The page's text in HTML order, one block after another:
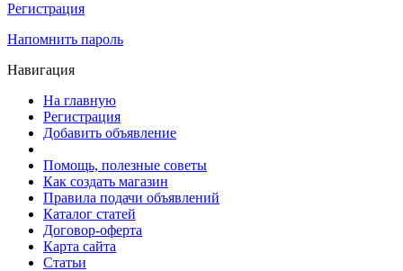
Регистрация
Напомнить пароль
Навигация
На главную
Регистрация
Добавить объявление
Помощь, полезные советы
Как создать магазин
Правила подачи объявлений
Каталог статей
Договор-оферта
Карта сайта
Статьи